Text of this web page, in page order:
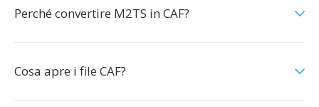
Perché convertire M2TS in CAF?
Cosa apre i file CAF?